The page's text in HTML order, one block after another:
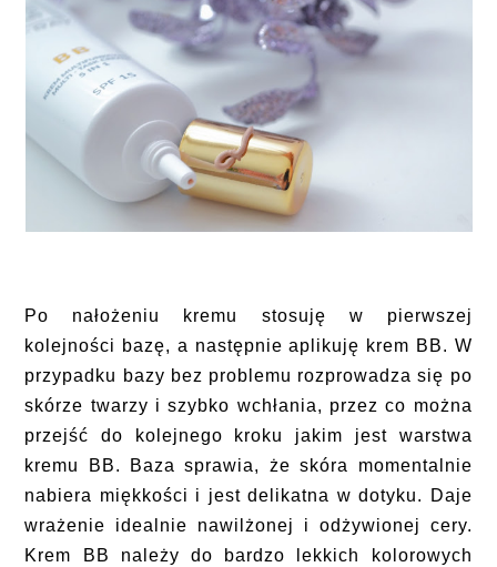
Po nałożeniu kremu stosuję w pierwszej
kolejności bazę, a następnie aplikuję krem BB. W
przypadku bazy bez problemu rozprowadza się po
skórze twarzy i szybko wchłania, przez co można
przejść do kolejnego kroku jakim jest warstwa
kremu BB. Baza sprawia, że skóra momentalnie
nabiera miękkości i jest delikatna w dotyku. Daje
wrażenie idealnie nawilżonej i odżywionej cery.
Krem BB należy do bardzo lekkich kolorowych